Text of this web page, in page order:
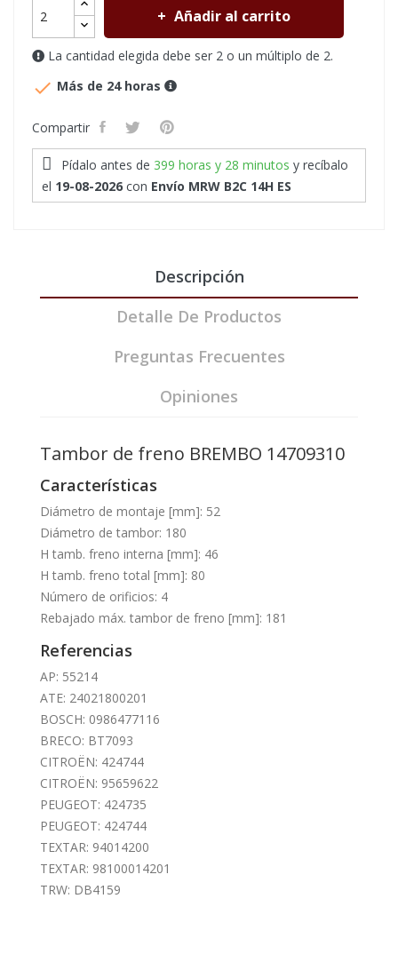
Añadir al carrito
La cantidad elegida debe ser 2 o un múltiplo de 2.
 Más de 24 horas
Compartir
Pídalo antes de 399 horas y 28 minutos y recíbalo
el 19-08-2026 con Envío MRW B2C 14H ES
Descripción
Detalle De Productos
Preguntas Frecuentes
Opiniones
Tambor de freno BREMBO 14709310
Características
Diámetro de montaje [mm]: 52
Diámetro de tambor: 180
H tamb. freno interna [mm]: 46
H tamb. freno total [mm]: 80
Número de orificios: 4
Rebajado máx. tambor de freno [mm]: 181
Referencias
AP: 55214
ATE: 24021800201
BOSCH: 0986477116
BRECO: BT7093
CITROËN: 424744
CITROËN: 95659622
PEUGEOT: 424735
PEUGEOT: 424744
TEXTAR: 94014200
TEXTAR: 98100014201
TRW: DB4159